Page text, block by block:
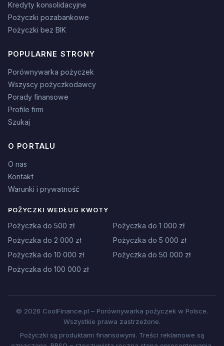
Kredyty konsolidacyjne
Pożyczki pozabankowe
Pożyczki bez BIK
POPULARNE STRONY
Porównywarka pożyczek
Wszyscy pożyczkodawcy
Porady finansowe
Profile firm
Szukaj
O PORTALU
O nas
Kontakt
Warunki i prywatność
POŻYCZKI WEDŁUG KWOTY
Pożyczka do 500 zł
Pożyczka do 1 000 zł
Pożyczka do 2 000 zł
Pożyczka do 5 000 zł
Pożyczka do 10 000 zł
Pożyczka do 50 000 zł
Pożyczka do 100 000 zł
© 2026 CoolFinance.pl – Porównywarka pożyczek w Polsce.
Wszystkie prawa zastrzeżone.
Pożyczki są produktami finansowymi. Treści reklamowe są